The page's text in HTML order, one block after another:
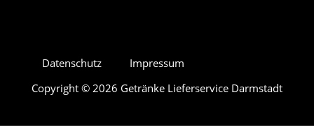
Datenschutz
Impressum
Copyright © 2026 Getränke Lieferservice Darmstadt